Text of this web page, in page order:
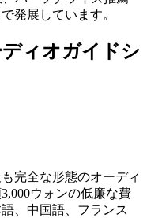
発展しています。
ィオガイドシ
完全な形態のオーディ
ウォンの低廉な費
、中国語、フランス